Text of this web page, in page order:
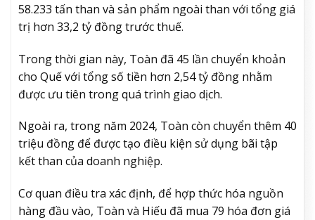
58.233 tấn than và sản phẩm ngoài than với tổng giá
trị hơn 33,2 tỷ đồng trước thuế.
Trong thời gian này, Toàn đã 45 lần chuyển khoản
cho Quế với tổng số tiền hơn 2,54 tỷ đồng nhằm
được ưu tiên trong quá trình giao dịch.
Ngoài ra, trong năm 2024, Toàn còn chuyển thêm 40
triệu đồng để được tạo điều kiện sử dụng bãi tập
kết than của doanh nghiệp.
Cơ quan điều tra xác định, để hợp thức hóa nguồn
hàng đầu vào, Toàn và Hiếu đã mua 79 hóa đơn giá